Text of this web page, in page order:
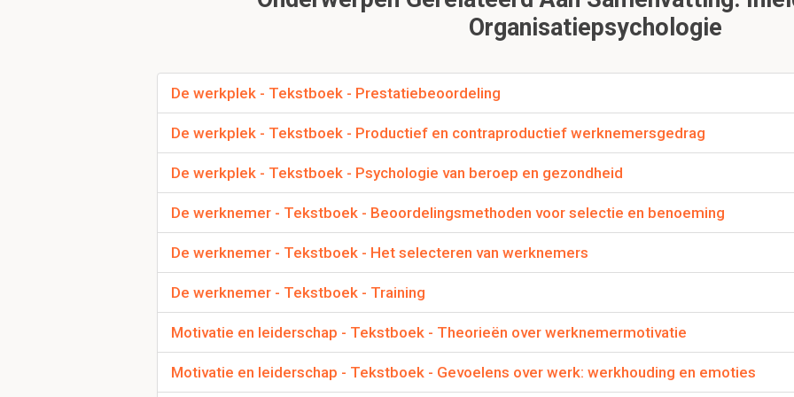
Brannick beschreef 3 elementen die een analyse omvatten:
De procedure is systematisch.
Een functie wordt in kleinere eenheden verdeeld.
De analyse leidt tot een geschreven product.
Leg uit wat job-oriented en person-oriented job analysis (functieanalyse)
Functiegerichtefunctieanalyse: geeft een overzicht van welke taken er binnen een
moeten worden. Soms worden de taken zelf omschreven, soms de kenmerken van een
taak.
Persoonsgerichte functieanalyse: geeft een overzicht van de kenmerken of
nodig heeft om succesvol een functie te kunnen vervullen.
Wat zijn de verschillende niveaus binnen een functie (Brannick)(functie
Organisatiepsychologie
De werkplek - Tekstboek - Prestatiebeoordeling
De werkplek - Tekstboek - Productief en contraproductief werknemersgedrag
De werkplek - Tekstboek - Psychologie van beroep en gezondheid
De werknemer - Tekstboek - Beoordelingsmethoden voor selectie en benoeming
De werknemer - Tekstboek - Het selecteren van werknemers
De werknemer - Tekstboek - Training
Motivatie en leiderschap - Tekstboek - Theorieën over werknemermotivatie
Motivatie en leiderschap - Tekstboek - Gevoelens over werk: werkhouding en emoties